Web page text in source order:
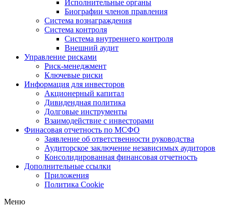
Исполнительные органы
Биографии членов правления
Система вознаграждения
Система контроля
Система внутреннего контроля
Внешний аудит
Управление рисками
Риск-менеджмент
Ключевые риски
Информация для инвесторов
Акционерный капитал
Дивидендная политика
Долговые инструменты
Взаимодействие с инвеcторами
Финасовая отчетность по МСФО
Заявление об ответственности руководства
Аудиторское заключение независимых аудиторов
Консолидированная финансовая отчетность
Дополнительные ссылки
Приложения
Политика Cookie
Меню